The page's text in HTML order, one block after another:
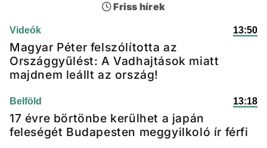
Friss hírek
Videók 13:50
Magyar Péter felszólította az
Országgyűlést: A Vadhajtások miatt
majdnem leállt az ország!
Belföld 13:18
17 évre börtönbe kerülhet a japán
feleségét Budapesten meggyilkoló ír férfi